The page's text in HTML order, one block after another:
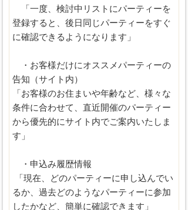
「一度、検討中リストにパーティーを
登録すると、後日同じパーティーをすぐ
に確認できるようになります」
・お客様だけにオススメパーティーの
告知（サイト内）
「お客様のお住まいや年齢など、様々な
条件に合わせて、直近開催のパーティー
から優先的にサイト内でご案内いたしま
す」
・申込み履歴情報
「現在、どのパーティーに申し込んでい
るか、過去どのようなパーティーに参加
したかなど、簡単に確認できます」